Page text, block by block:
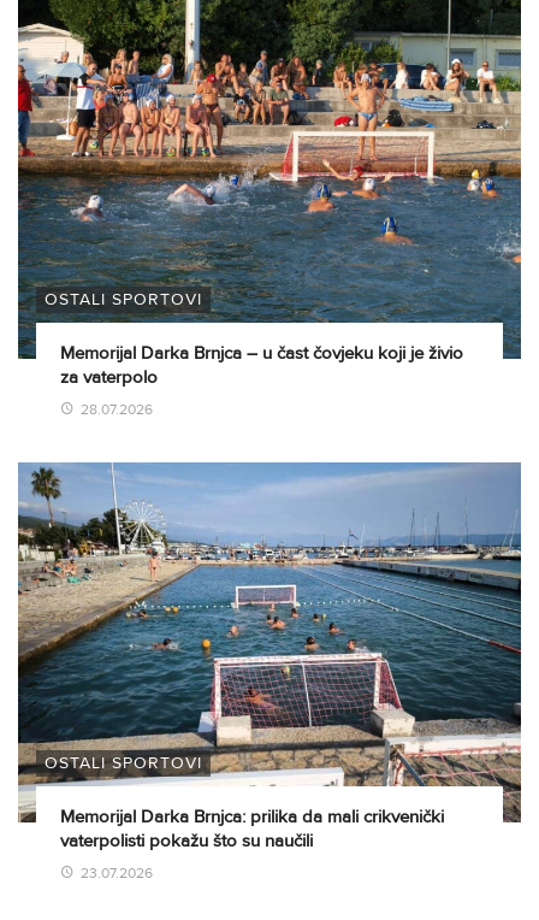
OSTALI SPORTOVI
Memorijal Darka Brnjca – u čast čovjeku koji je živio
za vaterpolo
28.07.2026
OSTALI SPORTOVI
Memorijal Darka Brnjca: prilika da mali crikvenički
vaterpolisti pokažu što su naučili
23.07.2026